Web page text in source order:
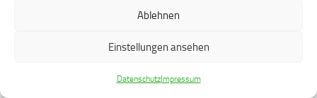
Ablehnen
Einstellungen ansehen
DatenschutzImpressum
einmal zu würfeln, »weil die Würfel beim ersten Mal nicht
Ergebnis nicht zu meinen Gunsten ausfiel. Diese
wenig konnte ich sie ignorieren. Unklarheiten im